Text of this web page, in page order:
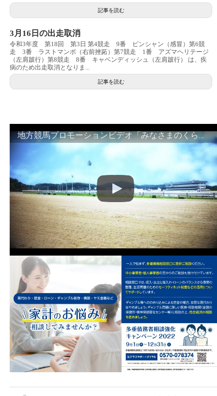
記事を読む
3月16日の出走取消
令和3年度 第18回 第3日 第4競走 9番 ピンシャン（感冒）第6競
走 3番 ラストマンボ（右前挫跖）第7競走 1番 アズマヘリテージ
（左肩跛行）第8競走 8番 キャベンディッシュ（左肩跛行） は、疾
病のため出走取消となりま...
記事を読む
地方競馬プロモーションビデオ「みなさまのくらしのために」30秒篇｜NAR公式